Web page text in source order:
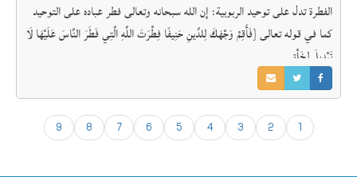
الفطرة تدل على توحيد الربوبية: إن الله سبحانه وتعالى فطر عباده على التوحيد
كما في قوله تعالى {فَأَقِمْ وَجْهَكَ لِلدِّينِ حَنِيفًا فِطْرَتَ اللَّهِ الَّتِي فَطَرَ النَّاسَ عَلَيْهَا لَا
تَبْدِيلَ لِخَلْقِ
1
2
3
4
5
6
7
8
9